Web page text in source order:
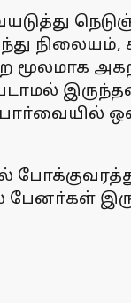
நிலையம்,